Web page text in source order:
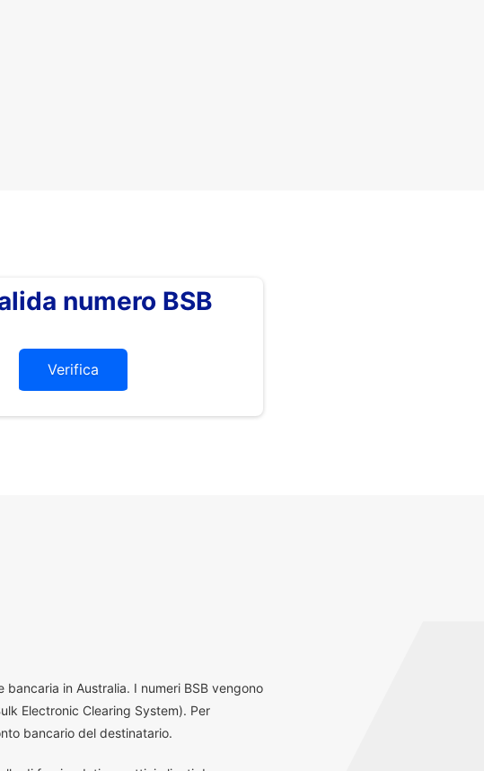
numero BSB
Verifica
in Australia. I numeri BSB vengono
Electronic Clearing System). Per
bancario del destinatario.